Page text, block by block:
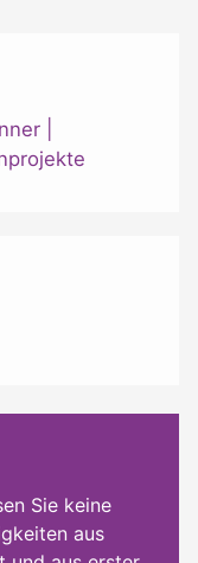
Sie keine
aus